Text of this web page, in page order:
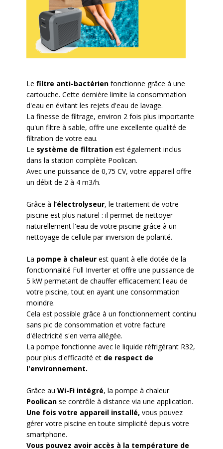
Le filtre anti-bactérienfonctionne grâce à une
cartouche. Cette dernière limite la consommation
d'eau en évitant les rejets d'eau de lavage.
La finesse de filtrage, environ 2 fois plus importante
qu'un filtre à sable, offre une excellente qualité de
filtration de votre eau.
Le système de filtrationest également inclus
dans la station complète Poolican.
Avec une puissance de 0,75 CV, votre appareil offre
un débit de 2 à 4 m3/h.
Grâce à l’électrolyseur, le traitement de votre
piscine est plus naturel : il permet de nettoyer
naturellement l'eau de votre piscine grâce à un
nettoyage de cellule par inversion de polarité.
La pompe à chaleurest quant à elle dotée de la
fonctionnalité Full Inverter et offre une puissance de
5 kW permetant de chauffer efficacement l'eau de
votre piscine, tout en ayant une consommation
moindre.
Cela est possible grâce à un fonctionnement continu
sans pic de consommation et votre facture
d'électricité s'en verra allégée.
La pompe fonctionne avec le liquide réfrigérant R32,
pour plus d'efficacité et de respect de
l'environnement.
Grâce au Wi-Fi intégré, la pompe à chaleur
Poolicanse contrôle à distance via une application.
Une fois votre appareil installé, vous pouvez
gérer votre piscine en toute simplicité depuis votre
smartphone.
Vous pouvez avoir accès à la température de